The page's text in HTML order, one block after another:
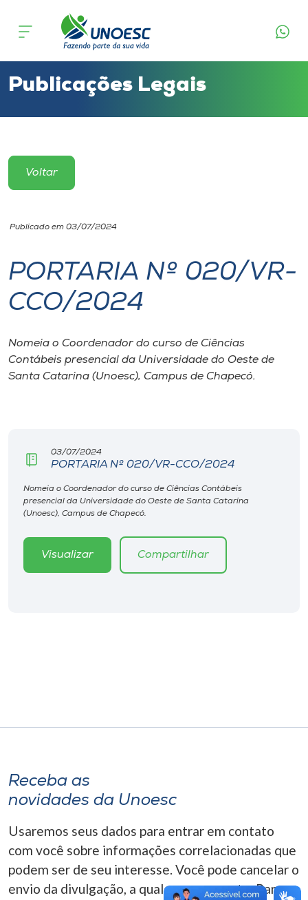
Cursos
Atendimento ao Estudante
Portal de Ensino
Unoesc
Internacionalização
I.nova
Diplomados
CPA
Biblioteca
Editora
A-
Publicações Legais
Voltar
Publicado em 03/07/2024
PORTARIA Nº 020/VR-
CCO/2024
Nomeia o Coordenador do curso de Ciências
Contábeis presencial da Universidade do Oeste de
Santa Catarina (Unoesc), Campus de Chapecó.
03/07/2024
PORTARIA Nº 020/VR-CCO/2024
Nomeia o Coordenador do curso de Ciências Contábeis
presencial da Universidade do Oeste de Santa Catarina
(Unoesc), Campus de Chapecó.
Visualizar Compartilhar
Receba as
novidades da Unoesc
Usaremos seus dados para entrar em contato
com você sobre informações correlacionadas que
podem ser de seu interesse. Você pode cancelar o
envio da divulgação, a qualquer momento. Para